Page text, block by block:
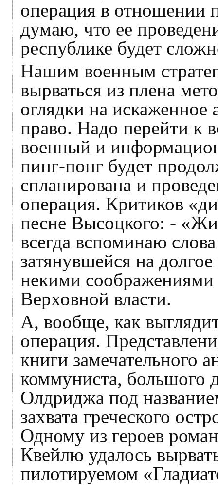
операция в отношении
думаю, что ее
республике будет
Нашим военным
вырваться из плена
оглядки на искаженное
право. Надо перейти к
военный и
пинг-понг будет
спланирована и
операция. Критиков
песне Высоцкого: -
всегда вспоминаю
затянувшейся на
некими
Верховной власти.
А, вообще, как
операция.
книги замечательного
коммуниста,
Олдриджа под
захвата греческого
Одному из героев
Квейлю удалось
пилотируемом